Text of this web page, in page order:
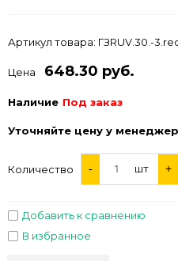
Артикул товара: ГЗRUV.30.-
Цена 648.30 руб.
Наличие Под заказ
Уточняйте цену у
Количество - шт +
Добавить к сравнению
В избранное